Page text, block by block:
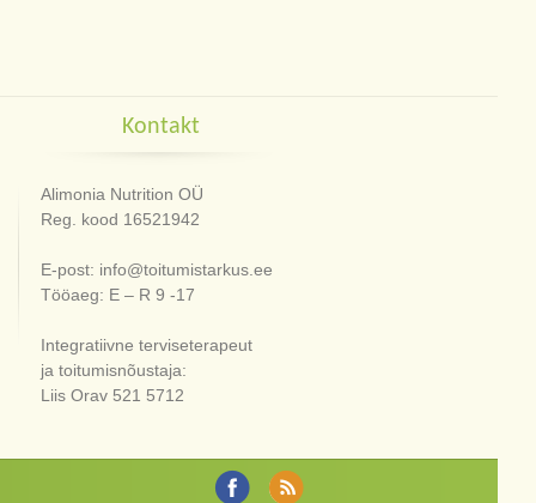
Kontakt
Alimonia Nutrition OÜ
Reg. kood 16521942
E-post: info@toitumistarkus.ee
Tööaeg: E – R 9 -17
Integratiivne terviseterapeut
ja toitumisnõustaja:
Liis Orav 521 5712